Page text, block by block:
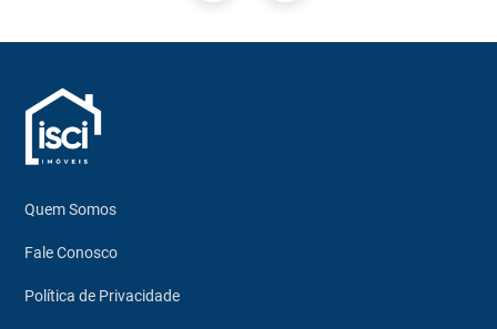
Quem Somos
Fale Conosco
Política de Privacidade